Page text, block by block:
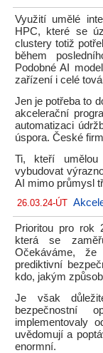
Využití umělé
HPC, které se
clustery totiž
během
Podobné AI
zařízení i celé
Jen je potřeba to
akcelerační
automatizaci
úspora. České
Ti, kteří
vybudovat
AI mimo průmysl
26.03.24-ÚT
Prioritou pro rok
která se
Očekáváme,
prediktivní
kdo, jakým
Je však
bezpečnostní
implementovaly
uvědomují a
enormní.